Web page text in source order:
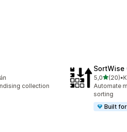
collection
SortWise
5,0z 5(20)
Celkový •
Automate
sorting
Built